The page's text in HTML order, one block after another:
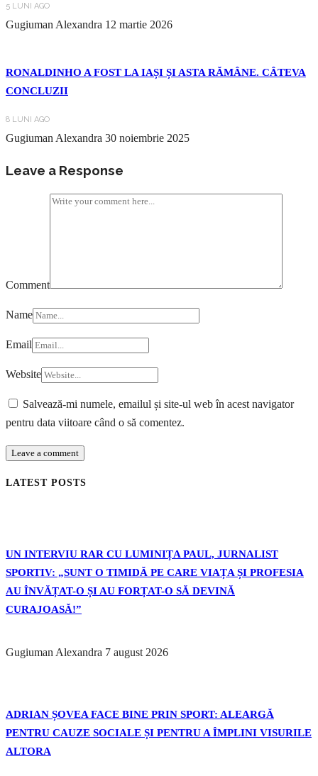
5 LUNI AGO
Gugiuman Alexandra 12 martie 2026
RONALDINHO A FOST LA IAȘI ȘI ASTA RĂMÂNE. CÂTEVA
CONCLUZII
8 LUNI AGO
Gugiuman Alexandra 30 noiembrie 2025
Leave a Response
Comment
Name
Email
Website
Salvează-mi numele, emailul și site-ul web în acest navigator
pentru data viitoare când o să comentez.
LATEST POSTS
UN INTERVIU RAR CU LUMINIȚA PAUL, JURNALIST
SPORTIV: „SUNT O TIMIDĂ PE CARE VIAȚA ȘI PROFESIA
AU ÎNVĂȚAT-O ȘI AU FORȚAT-O SĂ DEVINĂ
CURAJOASĂ!”
Gugiuman Alexandra 7 august 2026
ADRIAN ȘOVEA FACE BINE PRIN SPORT: ALEARGĂ
PENTRU CAUZE SOCIALE ȘI PENTRU A ÎMPLINI VISURILE
ALTORA